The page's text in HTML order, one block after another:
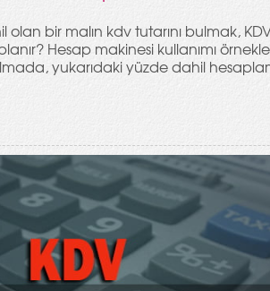
olan bir malın kdv tutarını bulmak,
Hesap makinesi kullanımı
yukarıdaki yüzde dahil